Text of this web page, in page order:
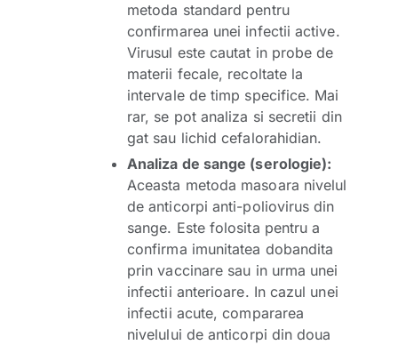
metoda standard pentru
confirmarea unei infectii active.
Virusul este cautat in probe de
materii fecale, recoltate la
intervale de timp specifice. Mai
rar, se pot analiza si secretii din
gat sau lichid cefalorahidian.
Analiza de sange (serologie):
Aceasta metoda masoara nivelul
de anticorpi anti-poliovirus din
sange. Este folosita pentru a
confirma imunitatea dobandita
prin vaccinare sau in urma unei
infectii anterioare. In cazul unei
infectii acute, compararea
nivelului de anticorpi din doua